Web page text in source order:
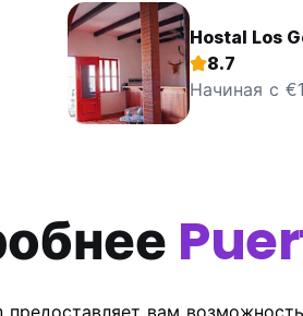
Hostal Los
8.7
Начиная с